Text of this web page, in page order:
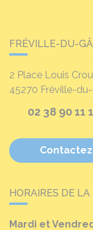
FRÉVILLE-DU-
2 Place Louis
45270 Fréville-
02 38 90 11
HORAIRES DE LA
Mardi et